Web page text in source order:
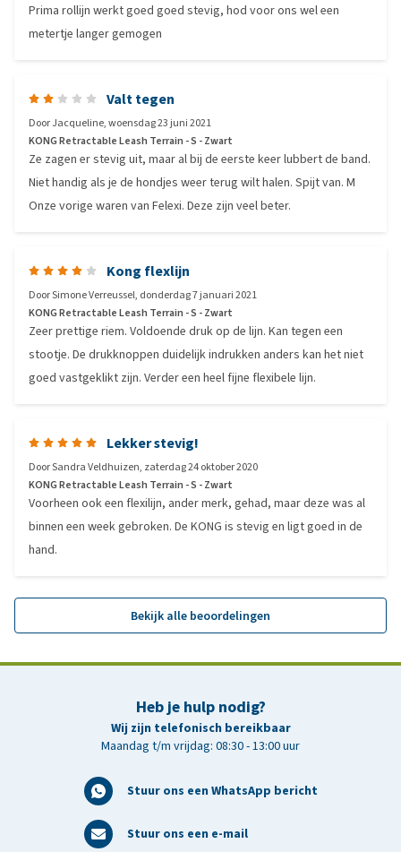
Prima rollijn werkt goed goed stevig, hod voor ons wel een
metertje langer gemogen
Valt tegen
DoorJacqueline,woensdag 23 juni 2021
KONG Retractable Leash Terrain - S - Zwart
Ze zagen er stevig uit, maar al bij de eerste keer lubbert de band.
Niet handig als je de hondjes weer terug wilt halen. Spijt van. M
Onze vorige waren van Felexi. Deze zijn veel beter.
Kong flexlijn
DoorSimone Verreussel, donderdag 7 januari 2021
KONG Retractable Leash Terrain - S - Zwart
Zeer prettige riem. Voldoende druk op de lijn. Kan tegen een
stootje. De drukknoppen duidelijk indrukken anders kan het niet
goed vastgeklikt zijn. Verder een heel fijne flexibele lijn.
Lekker stevig!
DoorSandra Veldhuizen, zaterdag 24 oktober 2020
KONG Retractable Leash Terrain - S - Zwart
Voorheen ook een flexilijn, ander merk, gehad, maar deze was al
binnen een week gebroken. De KONG is stevig en ligt goed in de
hand.
Bekijk alle beoordelingen
Heb je hulp nodig?
Wij zijn telefonisch bereikbaar
Maandag t/m vrijdag: 08:30 - 13:00 uur
Stuur ons een WhatsApp bericht
Stuur ons een e-mail